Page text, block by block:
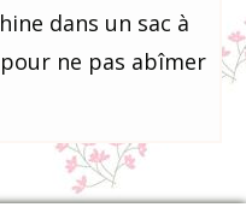
dans un sac à
ne pas abîmer